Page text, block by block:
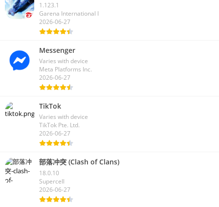
1.123.1
Garena International I
2026-06-27
Messenger
Varies with device
Meta Platforms Inc.
2026-06-27
TikTok
Varies with device
TikTok Pte. Ltd.
2026-06-27
部落冲突 (Clash of Clans)
18.0.10
Supercell
2026-06-27